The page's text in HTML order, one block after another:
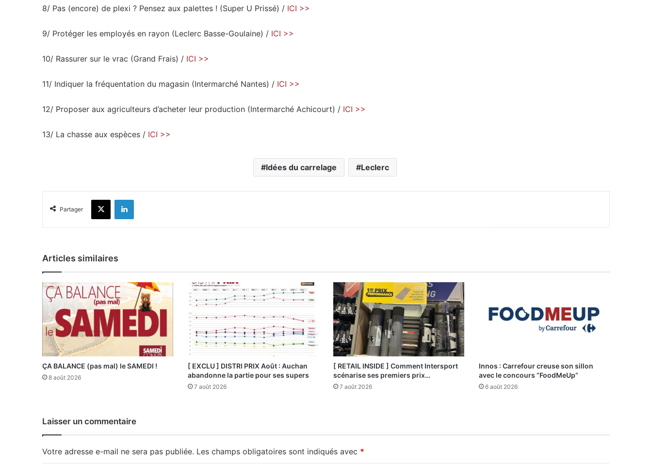
8/ Pas (encore) de plexi ? Pensez aux palettes ! (Super U Prissé) / ICI >>
9/ Protéger les employés en rayon (Leclerc Basse-Goulaine) / ICI >>
10/ Rassurer sur le vrac (Grand Frais) / ICI >>
11/ Indiquer la fréquentation du magasin (Intermarché Nantes) / ICI >>
12/ Proposer aux agriculteurs d’acheter leur production (Intermarché Achicourt) / ICI >>
13/ La chasse aux espèces / ICI >>
Idées du carrelage Leclerc
Partager
X Linkedin
Articles similaires
ÇA BALANCE (pas mal) le SAMEDI !
8 août 2026
[ EXCLU ] DISTRI PRIX Août : Auchan
abandonne la partie pour ses supers
7 août 2026
[ RETAIL INSIDE ] Comment Intersport
scénarise ses premiers prix…
7 août 2026
Innos : Carrefour creuse son sillon
avec le concours “FoodMeUp”
6 août 2026
Laisser un commentaire
Votre adresse e-mail ne sera pas publiée. Les champs obligatoires sont indiqués avec *